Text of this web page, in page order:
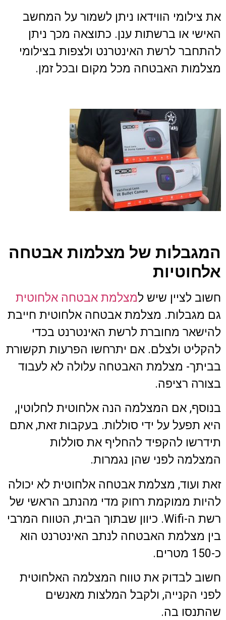
את צילומי הווידאו ניתן לשמור על המחשב
האישי או ברשתות ענן. כתוצאה מכך ניתן
להתחבר לרשת האינטרנט ולצפות בצילומי
מצלמות האבטחה מכל מקום ובכל זמן.
המגבלות של מצלמות אבטחה
אלחוטיות
חשוב לציין שיש למצלמת אבטחה אלחוטית
גם מגבלות. מצלמת אבטחה אלחוטית חייבת
להישאר מחוברת לרשת האינטרנט בכדי
להקליט ולצלם. אם יתרחשו הפרעות תקשורת
בביתך- מצלמת האבטחה עלולה לא לעבוד
בצורה רציפה.
בנוסף, אם המצלמה הנה אלחוטית לחלוטין,
היא תפעל על ידי סוללות. בעקבות זאת, אתם
תידרשו להקפיד להחליף את סוללות
המצלמה לפני שהן נגמרות.
זאת ועוד, מצלמת אבטחה אלחוטית לא יכולה
להיות ממוקמת רחוק מדי מהנתב הראשי של
רשת ה-Wifi. כיוון שבתוך הבית, הטווח המרבי
בין מצלמת האבטחה לנתב האינטרנט הוא
כ-150 מטרים.
חשוב לבדוק את טווח המצלמה האלחוטית
לפני הקנייה, ולקבל המלצות מאנשים
שהתנסו בה.